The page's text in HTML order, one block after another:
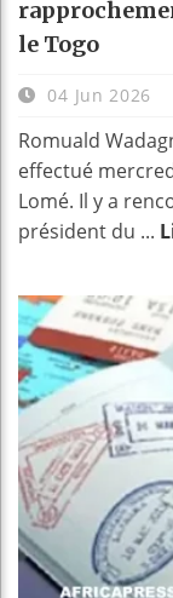
le Togo
04 Jun 2026
Romuald
effectué
Lomé. Il y a
président du ...